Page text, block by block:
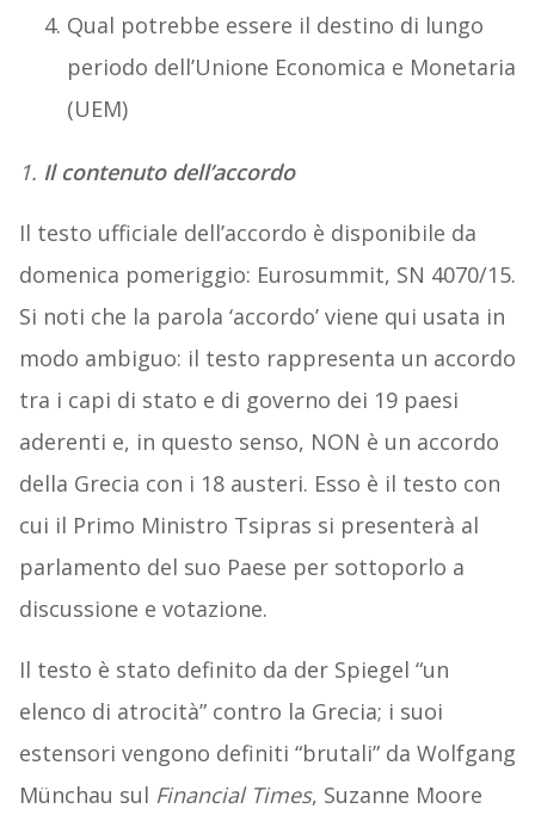
Qual potrebbe essere il destino di lungo
periodo dell’Unione Economica e Monetaria
(UEM)
1. Il contenuto dell’accordo
Il testo ufficiale dell’accordo è disponibile da
domenica pomeriggio: Eurosummit, SN 4070/15.
Si noti che la parola ‘accordo’ viene qui usata in
modo ambiguo: il testo rappresenta un accordo
tra i capi di stato e di governo dei 19 paesi
aderenti e, in questo senso, NON è un accordo
della Grecia con i 18 austeri. Esso è il testo con
cui il Primo Ministro Tsipras si presenterà al
parlamento del suo Paese per sottoporlo a
discussione e votazione.
Il testo è stato definito da der Spiegel “un
elenco di atrocità” contro la Grecia; i suoi
estensori vengono definiti “brutali” da Wolfgang
Münchau sul Financial Times, Suzanne Moore